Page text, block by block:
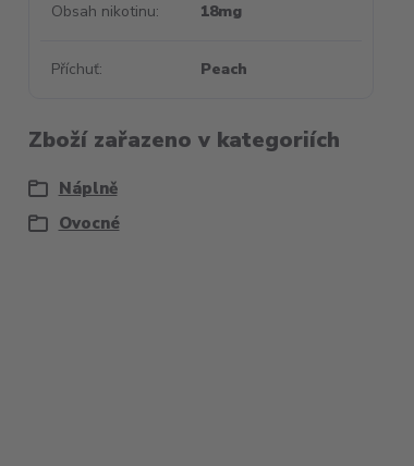
Obsah nikotinu 18mg
Příchuť Peach
Zboží zařazeno v kategoriích
Náplně
Ovocné